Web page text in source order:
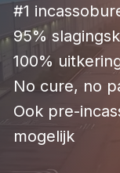
#1
95%
100%
No cure, no
Ook pre-
mogelijk